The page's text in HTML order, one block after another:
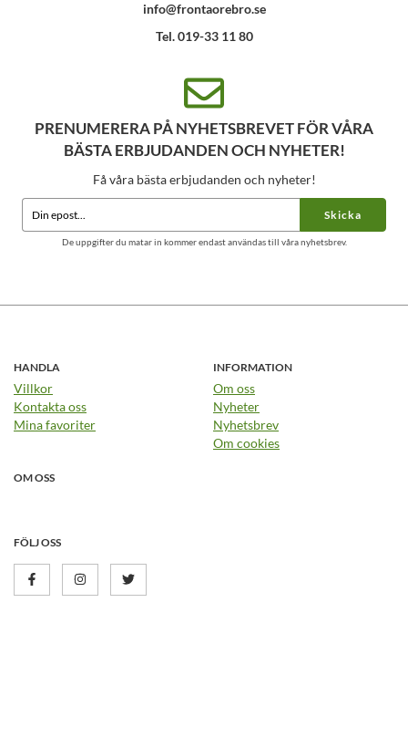
info@frontaorebro.se
Tel. 019-33 11 80
PRENUMERERA PÅ NYHETSBREVET FÖR VÅRA
BÄSTA ERBJUDANDEN OCH NYHETER!
Få våra bästa erbjudanden och nyheter!
Skicka
De uppgifter du matar in kommer endast användas till våra nyhetsbrev.
HANDLA
Villkor
Kontakta oss
Mina favoriter
INFORMATION
Om oss
Nyheter
Nyhetsbrev
Om cookies
OM OSS
FÖLJ OSS